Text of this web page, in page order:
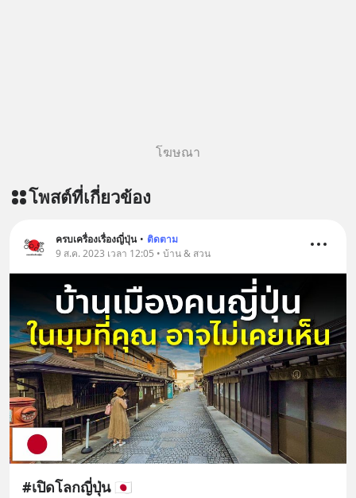
ผ่าน Line OA ด.ดล Blog คลิกเลย -->
สนับสนุนโดย 📣
เครียด หลับยาก ผมอยากแนะนำ
ผลิตภัณฑ์เสริมอาหาร Diip CBD ช่วย
บรรเทาความเครียด ลดความวิตกกังวล
เพิ่มการผ่อนคลาย ซึ่งช่วยให้การนอน
หลับมีประสิทธิภาพมากยิ่งขึ้น 📍 สนใจ
สั่งซื้อสินค้า Diip CBD 💬 LINE :
@diipgeek 🔗 หรือกดลิงก์
https://lin.ee/U91Fzyz
โฆษณา
โพสต์ที่เกี่ยวข้อง
ครบเครื่องเรื่องญี่ปุ่น • ติดตาม
9 ส.ค. 2023 เวลา 12:05 • บ้าน & สวน
#เปิดโลกญี่ปุ่น 🇯🇵